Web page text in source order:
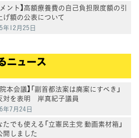
メント】高額療養費の自己負担限度額の引
げ額の公表について
年12月25日
ニュース
院本会議】「副首都法案は廃案にすべき」
対を表明 岸真紀子議員
年7月24日
たでも使える「立憲民主党 動画素材箱」
開しました